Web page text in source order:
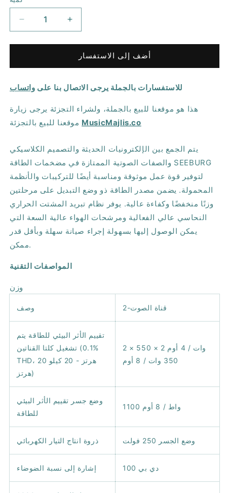
ل
Acoustic
S
مضخم
طاقة
الجودة
بقدرة
550
وات
زيادة
ل
Seeburg
Acoustic
S
مضخم
طاقة
الجودة
بقدرة
550
وات
أضف إلى الاستفسار
للاستفسارات بالجملة يرجى الاتصال بنا على واتساب
هذا هو موقعنا للبيع بالجملة، ولشراء التجزئة يرجى زيارة
MusicMajlis.co
يتم الجمع بين الإلكترونيات الحديثة والتصميم الكلاسيكي
والصفات الصوتية الممتازة في مضخمات الطاقة SEEBURG
لتوفير قوة عمل موثوقة ومناسبة أيضًا للتركيبات والأنظمة
المحمولة. يضمن مصدر الطاقة ذو وضع التبديل على مرحلتين
وزنًا منخفضًا وكفاءة عالية. يوفر نظام تبريد المشتت الحراري
النحاسي عالي الفعالية ومرشحات الهواء عالية السعة التي
يمكن الوصول إليها بسهولة إجراء صيانة سهلة وبأقل قدر
ممكن.
المواصفات التقنية
وزن
وصف 2-قناة الصوت
تقييم الأثر البيئي للطاقة يتم
تشغيل كلتا القناتين (0.1%
THD، 20 هرتز - 20 كيلو
هرتز)
2 × 550 وات / 4 أوم 2 ×
350 وات / 8 أوم
وضع جسر تقييم الأثر البيئي
للطاقة
1100 واط / 8 أوم
ذروة انتاج التيار الكهربائي وضع الجسر 250 فولت
إشارة إلى نسبة الضوضاء 100 دي بي